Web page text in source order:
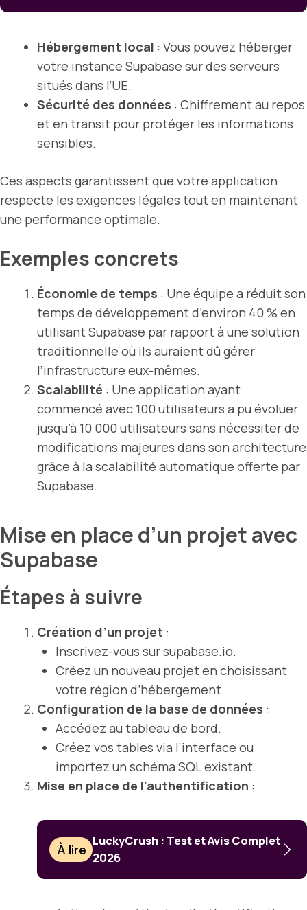
Hébergement local : Vous pouvez héberger
votre instance Supabase sur des serveurs
situés dans l’UE.
Sécurité des données : Chiffrement au repos
et en transit pour protéger les informations
sensibles.
Ces aspects garantissent que votre application
respecte les exigences légales tout en maintenant
une performance optimale.
Exemples concrets
Économie de temps : Une équipe a réduit son
temps de développement d’environ 40 % en
utilisant Supabase par rapport à une solution
traditionnelle où ils auraient dû gérer
l’infrastructure eux-mêmes.
Scalabilité : Une application ayant
commencé avec 100 utilisateurs a pu évoluer
jusqu’à 10 000 utilisateurs sans nécessiter de
modifications majeures dans son architecture
grâce à la scalabilité automatique offerte par
Supabase.
Mise en place d’un projet avec
Supabase
Étapes à suivre
Création d’un projet :
Inscrivez-vous sursupabase.io.
Créez un nouveau projet en choisissant
votre région d’hébergement.
Configuration de la base de données :
Accédez au tableau de bord.
Créez vos tables via l’interface ou
importez un schéma SQL existant.
Mise en place de l’authentification :
À lire
LuckyCrush : Test et Avis Complet
2026